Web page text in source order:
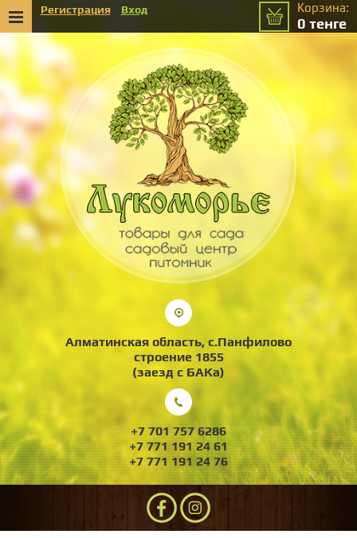
Корзина:
0 тенге
Регистрация Вход
Алматинская область, с.Панфилово
строение 1855
(заезд с БАКа)
+7 701 757 6286
+7 771 191 24 61
+7 771 191 24 76